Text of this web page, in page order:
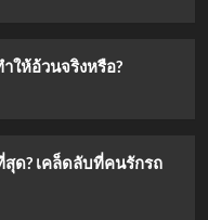
ให้อ้วนจริงหรือ?
ด? เคล็ดลับที่คนรักรถ